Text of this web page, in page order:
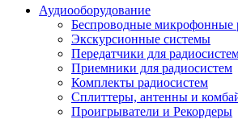
Аудиооборудование
Беспроводные микрофонные
Экскурсионные системы
Передатчики для
Приемники для радиосистем
Комплекты радиосистем
Сплиттеры, антенны и
Проигрыватели и Рекордеры